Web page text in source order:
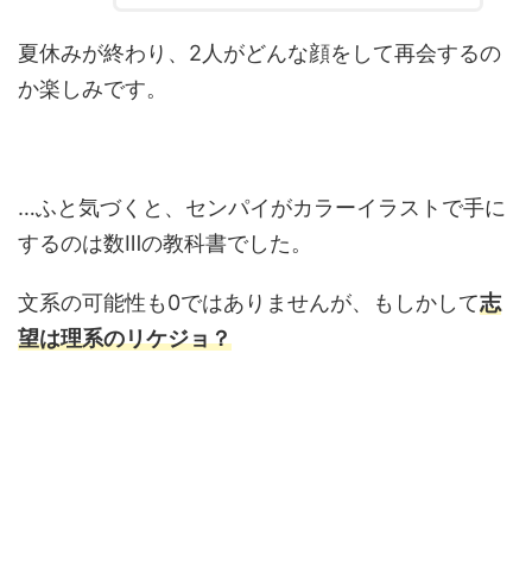
夏休みが終わり、2人がどんな顔をして再会するの
か楽しみです。
…ふと気づくと、センパイがカラーイラストで手に
するのは数Ⅲの教科書でした。
文系の可能性も0ではありませんが、もしかして志
望は理系のリケジョ？